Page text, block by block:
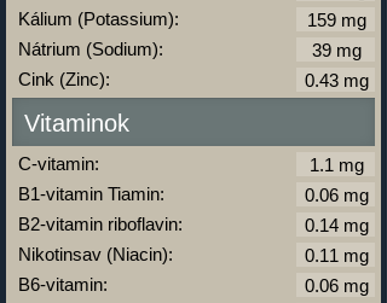
Kálium (Potassium):
Nátrium (Sodium):
Cink (Zinc):
Vitaminok
C-vitamin:
B1-vitamin Tiamin:
B2-vitamin riboflavin:
Nikotinsav (Niacin):
B6-vitamin: